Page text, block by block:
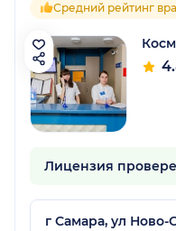
Средний рейтинг
Лицензия
г Самара, ул Ново-